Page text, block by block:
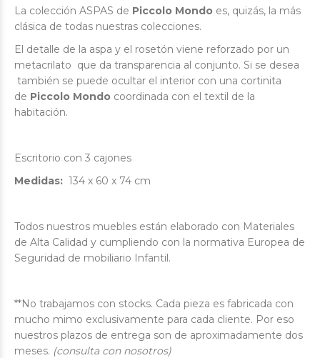
La colección ASPAS de Piccolo Mondo es, quizás, la más
clásica de todas nuestras colecciones.
El detalle de la aspa y el rosetón viene reforzado por un
metacrilato que da transparencia al conjunto. Si se desea
también se puede ocultar el interior con una cortinita
de Piccolo Mondo coordinada con el textil de la
habitación.
Escritorio con 3 cajones
Medidas: 134 x 60 x 74 cm
Todos nuestros muebles están elaborado con Materiales
de Alta Calidad y cumpliendo con la normativa Europea de
Seguridad de mobiliario Infantil.
**No trabajamos con stocks. Cada pieza es fabricada con
mucho mimo exclusivamente para cada cliente. Por eso
nuestros plazos de entrega son de aproximadamente dos
meses. (consulta con nosotros)